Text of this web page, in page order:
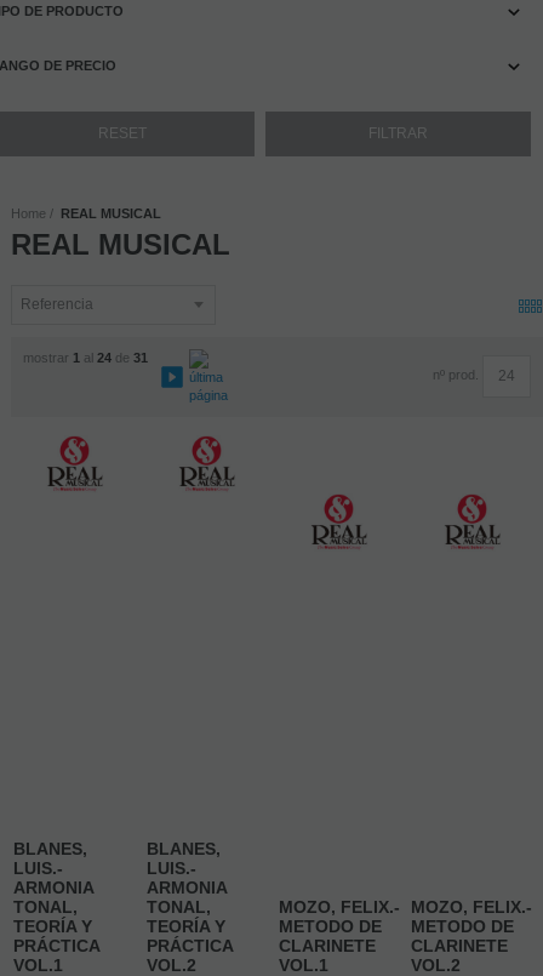
DE PRODUCTO
DE PRECIO
Home REAL MUSICAL
REAL MUSICAL
mostrar 1 al 24de 31
nº prod.
BLANES,
LUIS.-
ARMONIA
TONAL,
TEORÍA Y
PRÁCTICA
VOL.1
BLANES,
LUIS.-
ARMONIA
TONAL,
TEORÍA Y
PRÁCTICA
VOL.2
MOZO, FELIX.-
METODO DE
CLARINETE
VOL.1
MOZO, FELIX.-
METODO DE
CLARINETE
VOL.2